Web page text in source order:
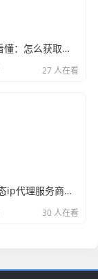
小白也能看懂：怎么获取代理ip和端口号，一步步教会你
27 人在看
2026年动态ip代理服务商有哪些？这份清单建议收藏
30 人在看